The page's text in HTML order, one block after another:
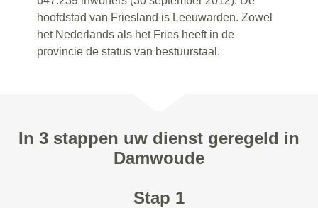
hoofdstad van Friesland is Leeuwarden. Zowel
het Nederlands als het Fries heeft in de
provincie de status van bestuurstaal.
In 3 stappen uw dienst geregeld in
Damwoude
Stap 1